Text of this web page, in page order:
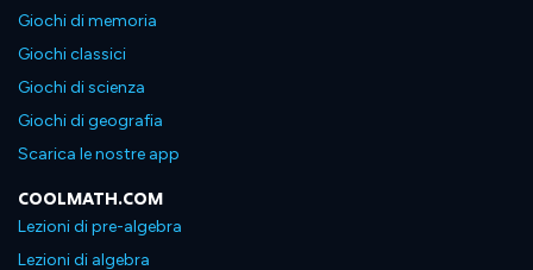
Giochi di memoria
Giochi classici
Giochi di scienza
Giochi di geografia
Scarica le nostre app
COOLMATH.COM
Lezioni di pre-algebra
Lezioni di algebra